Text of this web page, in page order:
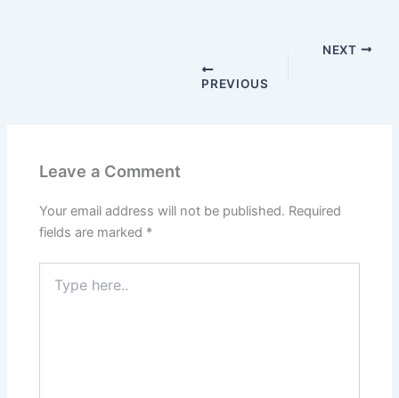
PREVIOUS
NEXT
Leave a Comment
Your email address will not be published. Required
fields are marked *
here..